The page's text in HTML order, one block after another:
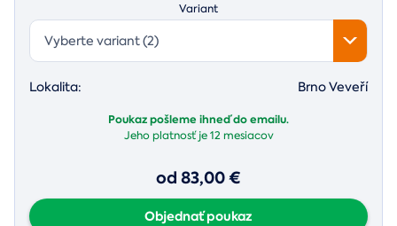
Variant
Vyberte variant (2)
Lokalita: Brno Veveří
Poukaz pošleme ihneď do emailu.
Jeho platnosť je12 mesiacov
od 83,00 €
Objednať poukaz